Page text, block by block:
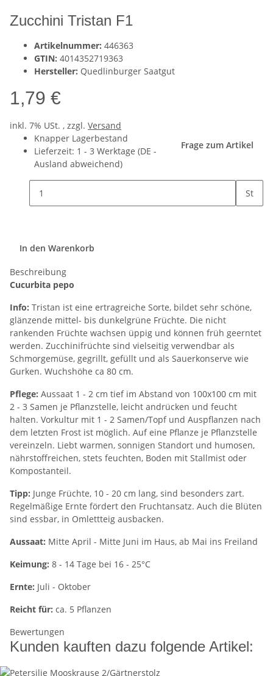
Zucchini Tristan F1
Artikelnummer: 446363
GTIN: 4014352719363
Hersteller: Quedlinburger Saatgut
1,79 €
inkl. 7% USt. , zzgl. Versand
Knapper Lagerbestand
Lieferzeit: 1 - 3 Werktage (DE -
Ausland abweichend)
Frage zum Artikel
St
In den Warenkorb
Beschreibung
Cucurbita pepo
Info: Tristan ist eine ertragreiche Sorte, bildet sehr schöne,
glänzende mittel- bis dunkelgrüne Früchte. Die nicht
rankenden Früchte wachsen üppig und können früh geerntet
werden. Zucchinifrüchte sind vielseitig verwendbar als
Schmorgemüse, gegrillt, gefüllt und als Sauerkonserve wie
Gurken. Wuchshöhe ca 80 cm.
Pflege: Aussaat 1 - 2 cm tief im Abstand von 100x100 cm mit
2 - 3 Samen je Pflanzstelle, leicht andrücken und feucht
halten. Vorkultur mit 1 - 2 Samen/Topf und Auspflanzen nach
dem letzten Frost ist möglich. Auf eine Pflanze je Pflanzstelle
vereinzeln. Liebt warmen, sonnigen Standort und humosen,
nährstoffreichen, stets feuchten, Boden mit Stallmist oder
Kompostanteil.
Tipp: Junge Früchte, 10 - 20 cm lang, sind besonders zart.
Regelmäßige Ernte fördert den Fruchtansatz. Auch die Blüten
sind essbar, in Omlettteig ausbacken.
Aussaat: Mitte April - Mitte Juni im Haus, ab Mai ins Freiland
Keimung: 8 - 14 Tage bei 16 - 25°C
Ernte: Juli - Oktober
Reicht für: ca. 5 Pflanzen
Bewertungen
Kunden kauften dazu folgende Artikel: